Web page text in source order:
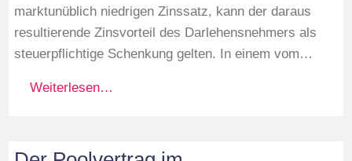
marktunüblich niedrigen Zinssatz, kann der daraus
resultierende Zinsvorteil des Darlehensnehmers als
steuerpflichtige Schenkung gelten. In einem vom…
Weiterlesen…